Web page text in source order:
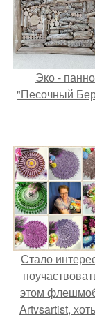
Эко - панно
"Песочный
Стало
этом
Artvsartist,